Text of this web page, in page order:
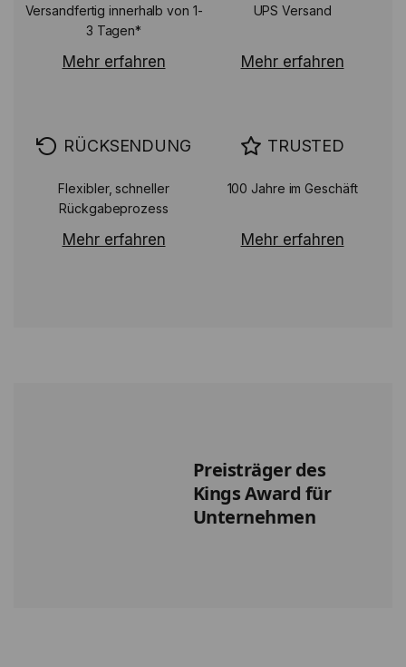
Versandfertig innerhalb von 1-
3 Tagen*
Mehr erfahren
UPS Versand
Mehr erfahren
RÜCKSENDUNG
Flexibler, schneller
Rückgabeprozess
Mehr erfahren
TRUSTED
100 Jahre im Geschäft
Mehr erfahren
Preisträger des
Kings Award für
Unternehmen